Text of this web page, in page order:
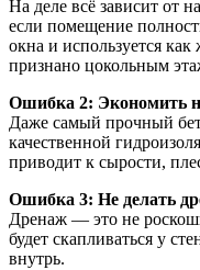
На деле всё зависит от
если помещение
окна и используется
признано цокольным
Ошибка 2: Экономить
Даже самый прочный
качественной
приводит к сырости,
Ошибка 3: Не делать
Дренаж — это не
будет скапливаться у
внутрь.